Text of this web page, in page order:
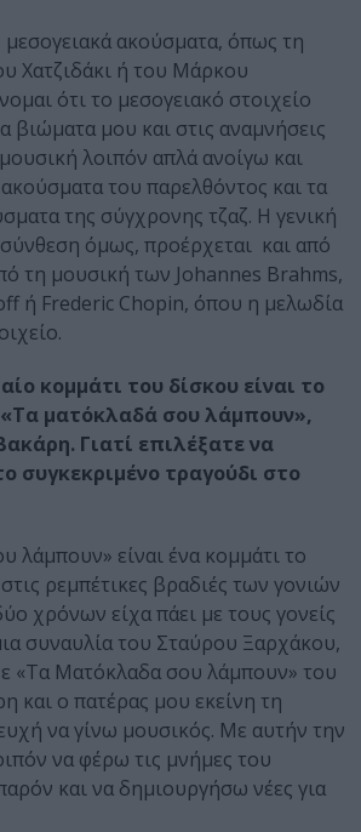
ακούσματα, όπως τη
Χατζιδάκι ή του Μάρκου
ότι το μεσογειακό στοιχείο
βιώματα μου και στις αναμνήσεις
λοιπόν απλά ανοίγω και
του παρελθόντος και τα
της σύγχρονης τζαζ. Η γενική
όμως, προέρχεται και από
τη μουσική των Johannes Brahms,
ή Frederic Chopin, όπου η μελωδία
κομμάτι του δίσκου είναι το
ματόκλαδά σου λάμπουν»,
Γιατί επιλέξατε να
συγκεκριμένο τραγούδι στο
λάμπουν» είναι ένα κομμάτι το
ρεμπέτικες βραδιές των γονιών
χρόνων είχα πάει με τους γονείς
συναυλία του Σταύρου Ξαρχάκου,
«Τα Ματόκλαδα σου λάμπουν» του
και ο πατέρας μου εκείνη τη
να γίνω μουσικός. Με αυτήν την
να φέρω τις μνήμες του
και να δημιουργήσω νέες για